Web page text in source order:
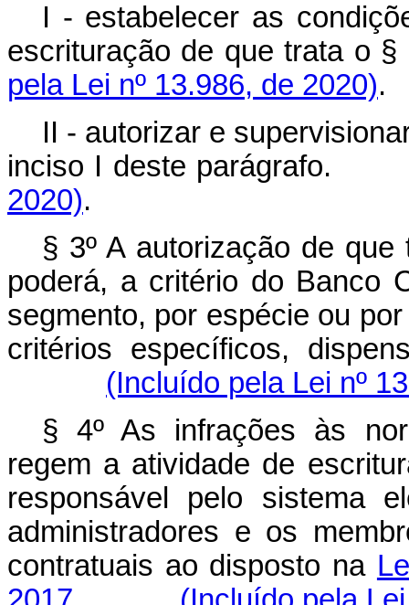
I - estabelecer as
escrituração de que trata o
pela Lei nº 13.986, de 2020).
II - autorizar e
inciso I deste parágrafo.
2020).
§ 3º A autorização de
poderá, a critério do Banco
segmento, por espécie ou
critérios específicos,
(Incluído pela Lei nº
§ 4º As infrações às
regem a atividade de
responsável pelo sistema
administradores e os
contratuais ao disposto na